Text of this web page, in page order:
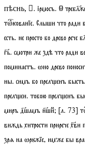
пѣснь, . ірмосъ. Ѡ
тѡкованїе. Слыши что ради
есть. не просто бо древо рече
гь. смотри же здѣ что ради
поминаетъ. ѡно древо
ны. симъ бо преленъ
прелеи. тобою преленъ
миръ дшамъ ншиⷨ;[л.73]
виждь хитрости прирече
зрѧ на ѡрꙋжїе, имже бы